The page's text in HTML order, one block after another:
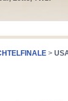
>